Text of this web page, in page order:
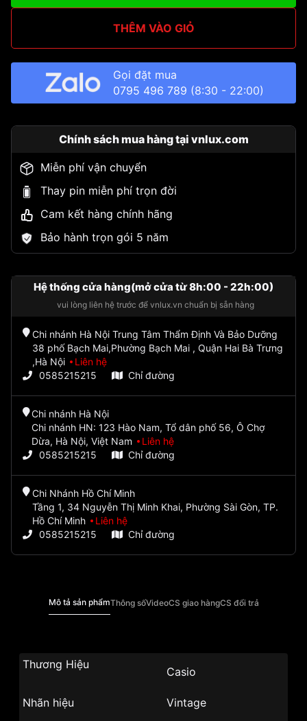
THÊM VÀO GIỎ
Gọi đặt mua
0795 496 789 (8:30 - 22:00)
Chính sách mua hàng tại vnlux.com
Miễn phí vận chuyển
Thay pin miễn phí trọn đời
Cam kết hàng chính hãng
Bảo hành trọn gói 5 năm
Hệ thống cửa hàng(mở cửa từ 8h:00 - 22h:00)
vui lòng liên hệ trước để vnlux.vn chuẩn bị sẵn hàng
Chi nhánh Hà Nội Trung Tâm Thẩm Định Và Bảo Dưỡng
38 phố Bạch Mai,Phường Bạch Mai , Quận Hai Bà Trưng
,Hà Nội
Liên hệ
0585215215
Chỉ đường
Chi nhánh Hà Nội
Chi nhánh HN: 123 Hào Nam, Tổ dân phố 56, Ô Chợ
Dừa, Hà Nội, Việt Nam
Liên hệ
0585215215
Chỉ đường
Chi Nhánh Hồ Chí Minh
Tầng 1, 34 Nguyễn Thị Minh Khai, Phường Sài Gòn, TP.
Hồ Chí Minh
Liên hệ
0585215215
Chỉ đường
Mô tả sản phẩmThông sốVideoCS giao hàngCS đổi trả
Thương Hiệu
Casio
Nhãn hiệu
Vintage